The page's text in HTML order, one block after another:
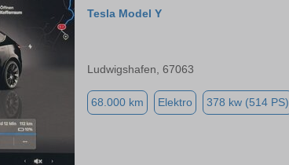
Tesla Model Y
Ludwigshafen, 67063
68.000 km Elektro 378 kw (514 PS)